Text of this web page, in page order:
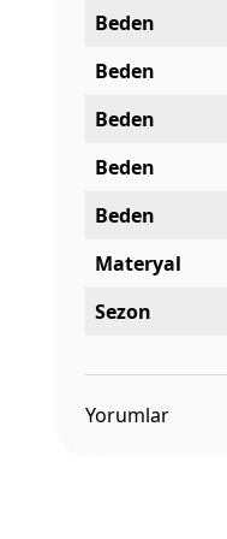
Beden
Beden
Beden
Beden
Beden
Materyal
Sezon
Yorumlar